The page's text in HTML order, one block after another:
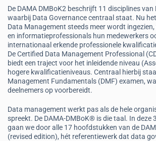
De DAMA DMBoK2 beschrijft 11 disciplines
waarbij Data Governance centraal staat. Nu
Data Management steeds meer wordt
en informatieprofessionals hun medewerkers
internationaal erkende professionele
De Certified Data Management Professional
biedt een traject voor het inleidende niveau
hogere kwalificatieniveaus. Centraal hierbij
Management Fundamentals (DMF) examen,
deelnemers op voorbereidt.
Data management werkt pas als de hele
spreekt. De DAMA-DMBoK® is die taal. In deze
gaan we door alle 17 hoofdstukken van de
(revised edition), hét referentiewerk dat data